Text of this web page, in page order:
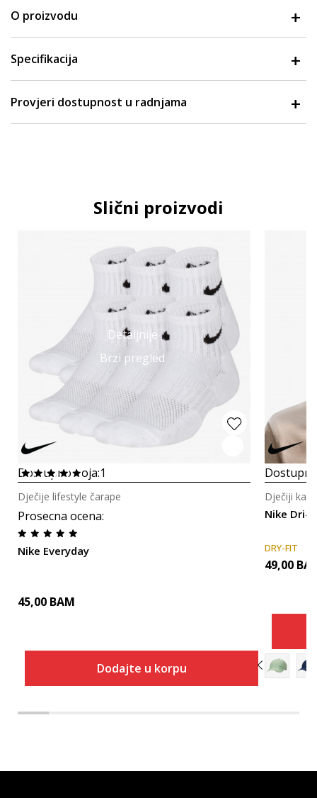
O proizvodu
Specifikacija
Provjeri dostupnost u radnjama
Slični proizvodi
Detaljnije
Brzi pregled
Dostupno boja:1
Prosecna ocena:
Nike Everyday
Dječije lifestyle čarape
45,00 BAM
Dodajte u korpu
Nike Dri-
Dječiji
DRY-FIT
49,00